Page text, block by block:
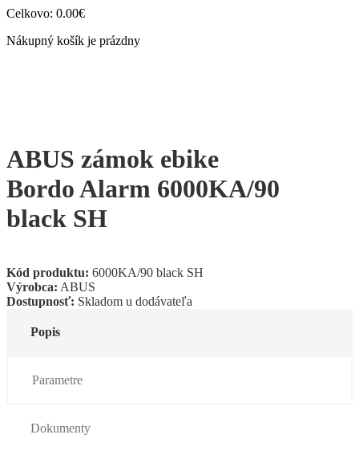
Celkovo: 0.00€
Nákupný košík je prázdny
ABUS zámok ebike
Bordo Alarm 6000KA/90
black SH
Kód produktu: 6000KA/90 black SH
Výrobca: ABUS
Dostupnosť: Skladom u dodávateľa
Popis
Parametre
Dokumenty